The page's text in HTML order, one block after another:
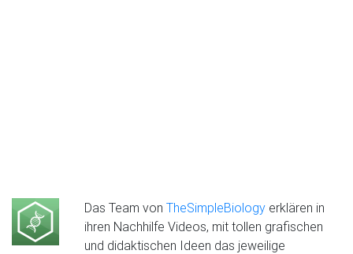
Das Team von TheSimpleBiology erklären in
ihren Nachhilfe Videos, mit tollen grafischen
und didaktischen Ideen das jeweilige